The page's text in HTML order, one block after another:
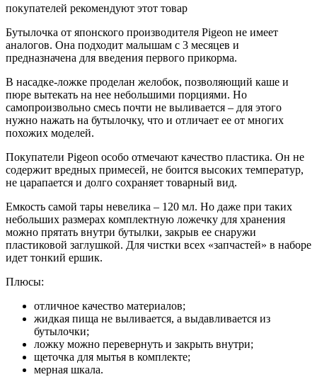
покупателей рекомендуют этот товар
Бутылочка от японского производителя Pigeon не имеет
аналогов. Она подходит малышам с 3 месяцев и
предназначена для введения первого прикорма.
В насадке-ложке проделан желобок, позволяющий каше и
пюре вытекать на нее небольшими порциями. Но
самопроизвольно смесь почти не выливается – для этого
нужно нажать на бутылочку, что и отличает ее от многих
похожих моделей.
Покупатели Pigeon особо отмечают качество пластика. Он не
содержит вредных примесей, не боится высоких температур,
не царапается и долго сохраняет товарный вид.
Емкость самой тары невелика – 120 мл. Но даже при таких
небольших размерах комплектную ложечку для хранения
можно прятать внутри бутылки, закрыв ее снаружи
пластиковой заглушкой. Для чистки всех «запчастей» в наборе
идет тонкий ершик.
Плюсы:
отличное качество материалов;
жидкая пища не выливается, а выдавливается из
бутылочки;
ложку можно перевернуть и закрыть внутри;
щеточка для мытья в комплекте;
мерная шкала.